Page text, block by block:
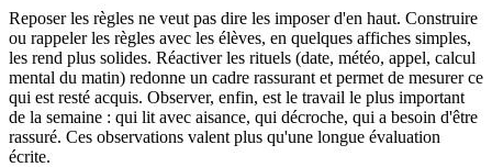
Reposer les règles ne veut pas dire les imposer d'en haut. Construire
ou rappeler les règles avec les élèves, en quelques affiches simples,
les rend plus solides. Réactiver les rituels (date, météo, appel, calcul
mental du matin) redonne un cadre rassurant et permet de mesurer ce
qui est resté acquis. Observer, enfin, est le travail le plus important
de la semaine : qui lit avec aisance, qui décroche, qui a besoin d'être
rassuré. Ces observations valent plus qu'une longue évaluation
écrite.